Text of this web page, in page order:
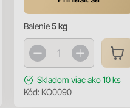
Balenie5 kg
Skladom viac ako 10 ks
Kód: KO0090